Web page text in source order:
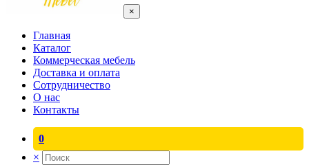
×
Главная
Каталог
Коммерческая мебель
Доставка и оплата
Сотрудничество
О нас
Контакты
0
×